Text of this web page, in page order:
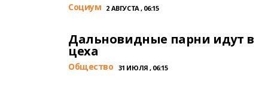
Cоциум 2 АВГУСТА , 06:15
Дальновидные парни идут в
цеха
Общество 31 ИЮЛЯ , 06:15